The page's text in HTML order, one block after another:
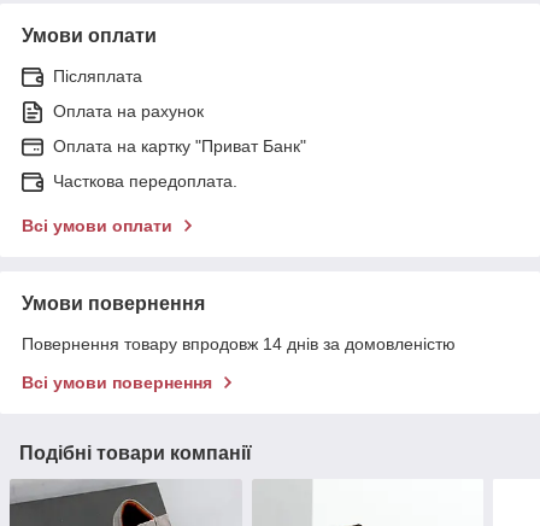
Умови оплати
Післяплата
Оплата на рахунок
Оплата на картку "Приват Банк"
Часткова передоплата.
Всі умови оплати
Умови повернення
Повернення товару впродовж 14 днів за домовленістю
Всі умови повернення
Подібні товари компанії